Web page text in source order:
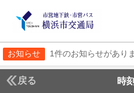
お知らせ 1件のお知らせがあり
戻る 時